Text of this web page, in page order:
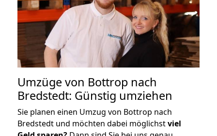
Umzüge von Bottrop nach
Bredstedt: Günstig umziehen
Sie planen einen Umzug von Bottrop nach
Bredstedt und möchten dabei möglichstviel